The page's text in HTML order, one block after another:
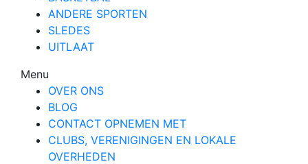
ANDERE SPORTEN
SLEDES
UITLAAT
Menu
OVER ONS
BLOG
CONTACT OPNEMEN MET
CLUBS, VERENIGINGEN EN LOKALE
OVERHEDEN